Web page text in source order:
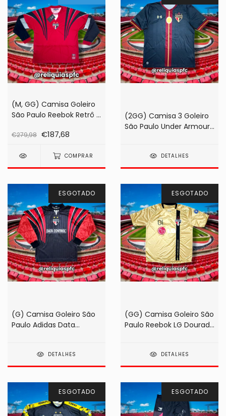
(M, GG) Camisa Goleiro
São Paulo Reebok Retrô 1º
Rogério Ceni (na
€279,98 €187,68
COMPRAR
(2GG) Camisa 3 Goleiro
São Paulo Under Armour
DETALHES
ESGOTADO
(G) Camisa Goleiro São
Paulo Adidas Data
DETALHES
ESGOTADO
(GG) Camisa Goleiro São
Paulo Reebok LG Dourada
DETALHES
ESGOTADO ESGOTADO